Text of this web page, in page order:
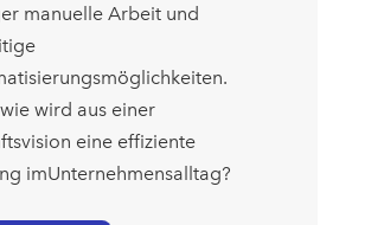
manuelle Arbeit und
wird aus einer
eine effiziente
imUnternehmensalltag?